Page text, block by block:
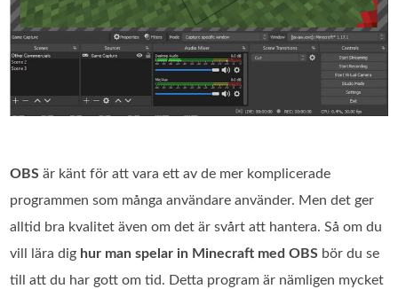
OBS är känt för att vara ett av de mer komplicerade
programmen som många användare använder. Men det ger
alltid bra kvalitet även om det är svårt att hantera. Så om du
vill lära dig hur man spelar in Minecraft med OBS bör du se
till att du har gott om tid. Detta program är nämligen mycket